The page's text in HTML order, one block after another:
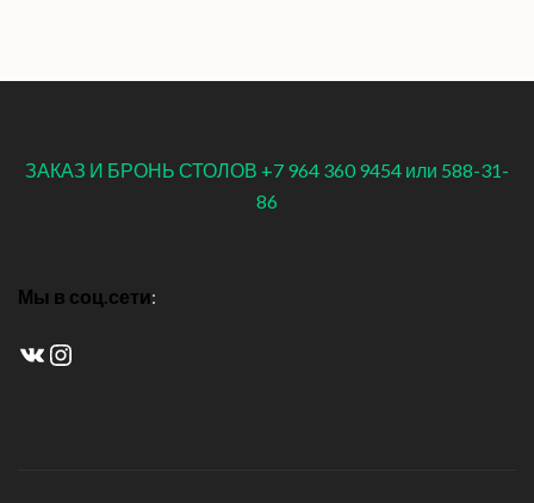
ЗАКАЗ И БРОНЬ СТОЛОВ +7 964 360 9454 или 588-31-
86
Мы в соц.сети:
ВКонтакте
Instagram